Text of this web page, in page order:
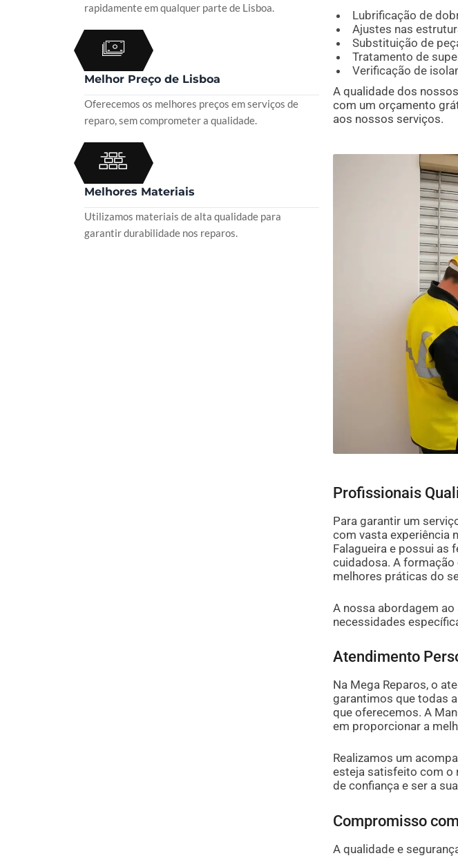
rapidamente em qualquer parte de Lisboa.
Melhor Preço de Lisboa
Oferecemos os melhores preços em serviços de
reparo, sem comprometer a qualidade.
Melhores Materiais
Utilizamos materiais de alta qualidade para
garantir durabilidade nos reparos.
Lubrificação de
Ajustes nas
Substituição de
Tratamento de
Verificação de
A qualidade dos
com um orçamento
aos nossos serviços.
Profissionais
Para garantir um
com vasta experiência
Falagueira e possui as
cuidadosa. A
melhores práticas do
A nossa abordagem
necessidades
Atendimento
Na Mega Reparos, o
garantimos que todas
que oferecemos. A
em proporcionar a
Realizamos um
esteja satisfeito com o
de confiança e ser a
Compromisso
A qualidade e